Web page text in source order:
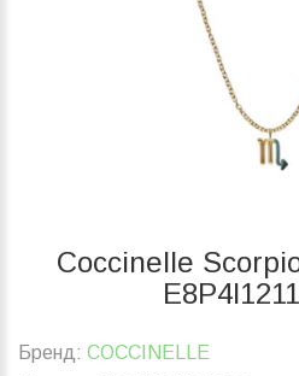
Coccinelle
Бренд: COCCINELLE